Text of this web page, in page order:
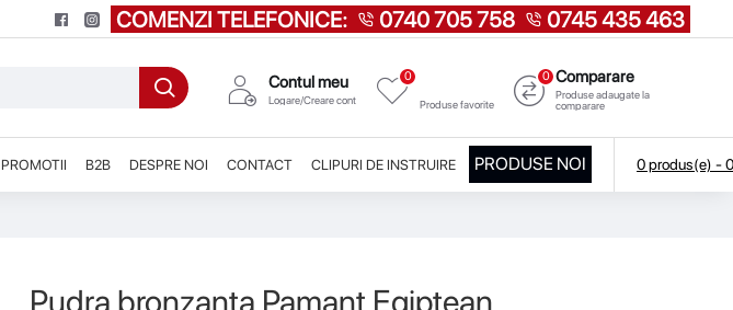
COMENZI TELEFONICE: 0740 705 758 0745 435 463
Contul meu
Logare/Creare cont Produse favorite
0 Comparare
Produse adaugate la
comparare
0
PROMOTII B2B DESPRE NOI CONTACT CLIPURI DE INSTRUIRE PRODUSE NOI 0 produs(e) -
Pudra bronzanta Pamant Egiptean